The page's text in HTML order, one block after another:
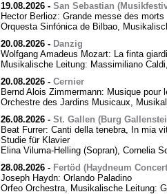
19.08.2026- San Sebastian
Hector Berlioz: Grande messe des morts
Orquesta Sinfónica de Bilbao,
20.08.2026- Danzig
Wolfgang Amadeus Mozart: La finta
Musikalische Leitung: Massimiliano
20.08.2026- Cernier
Bernd Alois Zimmermann: Musique pour
Orchestre des Jardins Musicaux,
26.08.2026- St. Gallen (Burg
Beat Furrer: Canti della tenebra, In mia
Studie für Klavier
Elina Viluma-Helling (Sopran), Cornelia
28.08.2026- Fertöd (Haydneum
Joseph Haydn: Orlando Paladino
Orfeo Orchestra, Musikalische Leitung: